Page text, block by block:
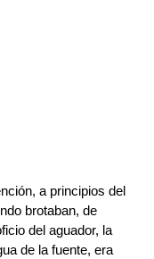
a principios del
brotaban, de
del aguador, la
de la fuente, era